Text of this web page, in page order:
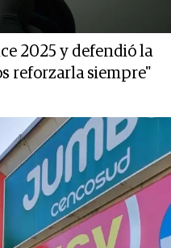
2025 y defendió la
reforzarla siempre"